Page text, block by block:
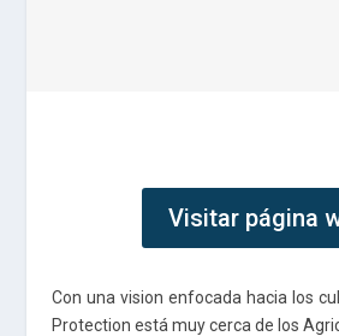
Visitar página
Con una vision enfocada hacia los
Protection está muy cerca de los